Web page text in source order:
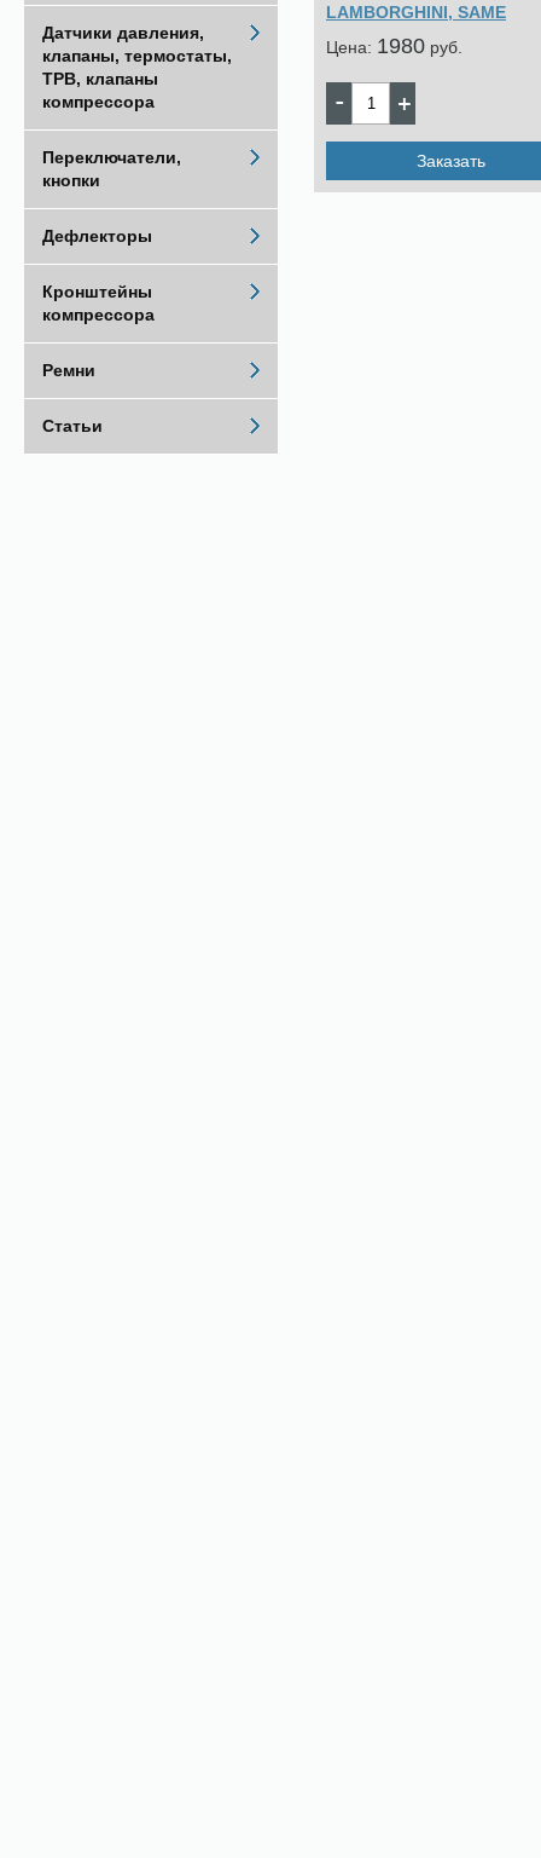
LAMBORGHINI, SAME
Цена: 1980 pуб.
Заказать
Датчики давления,
клапаны, термостаты,
ТРВ, клапаны
компрессора
Переключатели,
кнопки
Дефлекторы
Кронштейны
компрессора
Ремни
Статьи